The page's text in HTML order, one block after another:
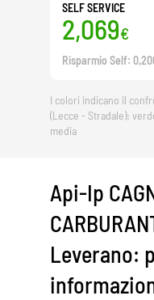
SELF SERVICE
2,069€
Risparmio Self:
I colori indicano il
(Lecce - Stradale):
media
Api-Ip
Leverano: